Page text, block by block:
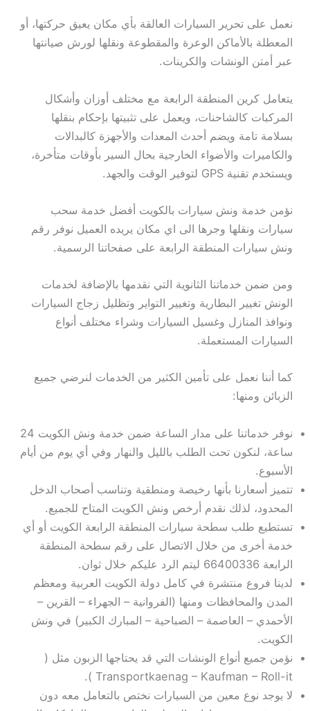
نعمل على تحرير السيارات العالقة بأي مكان يعيق حركتها، أو
المعطلة بالأماكن الوعرة والمقطوعة ونقلها لورش صيانتها
عبر أمتن الونشات والكرينات.
يتعامل كرين المنطقة الرابعة مع مختلف أوزان وأشكال
المركبات كالشاحنات، ويعمل على تثبيتها بإحكام بنقلها
بسلامة تامة ويضم أحدث المعدات والأجهزة كالبدالات
والكاميرات والأضواء الخارجية بحال السير بأوقات متأخرة،
ويستخدم تقنية GPS لتوفير الوقت والجهد.
نؤمن خدمة ونش سيارات بالكويت أفضل خدمة سحب
سيارات ونقلها وجرها الى اي مكان يريده العميل نوفر رقم
ونش سيارات المنطقة الرابعة على صفحاتنا الرسمية.
ومن ضمن خدماتنا الثانوية التي نقدمها بالإضافة لخدمات
الونش تغيير البطارية وتغيير التواير وتظليل زجاج السيارات
ونوافذ المنازل وغسيل السيارات وشراء مختلف أنواع
السيارات المستعملة.
كما أننا نعمل على تأمين الكثير من الخدمات لنرضي جميع
الزبائن ومنها:
نوفر خدماتنا على مدار الساعة ضمن خدمة ونش الكويت 24
ساعة، لنكون تحت الطلب بالليل والنهار وفي أي يوم من أيام
الأسبوع.
تتميز أسعارنا بأنها رخيصة ومنطقية وتناسب أصحاب الدخل
المحدود، لذلك نقدم أرخص ونش الكويت المتاح للجميع.
تستطيع طلب سطحة سيارات المنطقة الرابعة الكويت أو أي
خدمة أخرى من خلال الاتصال على رقم سطحة المنطقة
الرابعة 66400336 ليتم الرد عليكم خلال ثوان.
لدينا فروع منتشرة في كامل دولة الكويت العربية ومعظم
المدن والمحافظات ومنها (الفروانية – الجهراء – القرين –
الأحمدي – العاصمة – الصباحية – المبارك الكبير) في ونش
الكويت.
نؤمن جميع أنواع الونشات التي قد يحتاجها الزبون مثل (
Transportkaenag – Kaufman – Roll-it ).
لا يوجد نوع معين من السيارات نختص بالتعامل معه دون